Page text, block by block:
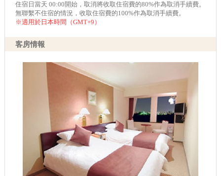
住宿日當天 00:00開始，取消將收取住宿費的80%作為取消手續費。
無聯繫不住宿的情況，收取住宿費的100%作為取消手續費。
※適用於日本時間（GMT+9）
客房情報